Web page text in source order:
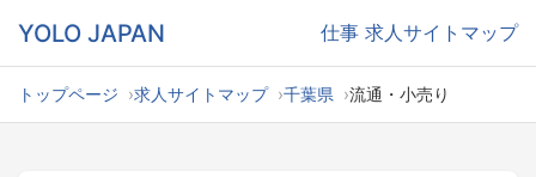
YOLO JAPAN 仕事 求人サイトマップ
トップページ 求人サイトマップ 千葉県 流通・小売り